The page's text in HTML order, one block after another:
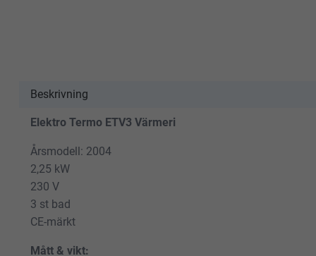
Beskrivning
Elektro Termo ETV3 Värmeri
Årsmodell: 2004
2,25 kW
230 V
3 st bad
CE-märkt
Mått & vikt: